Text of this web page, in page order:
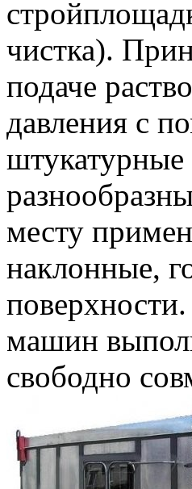
чистка).
подаче
давления с
штукатурные
месту
наклонные,
машин
свободно